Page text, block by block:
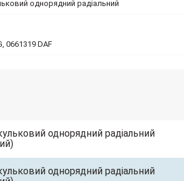
однорядний радіальний
0661319 DAF
однорядний радіальний
однорядний радіальний